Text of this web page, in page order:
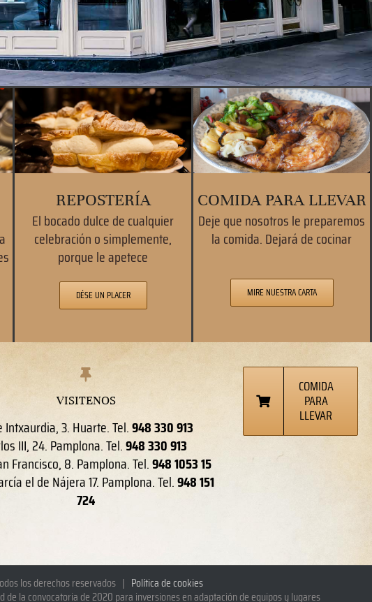
REPOSTERÍA
El bocado dulce de cualquier
celebración o simplemente,
porque le apetece
DÉSE UN PLACER
COMIDA PARA LLEVAR
Deje que nosotros le preparemos
la comida. Dejará de cocinar
MIRE NUESTRA CARTA
VISITENOS
Intxaurdia, 3. Huarte. Tel.948 330 913
III, 24. Pamplona. Tel.948 330 913
Francisco, 8. Pamplona. Tel.948 1053 15
el de Nájera 17. Pamplona. Tel.948 151
724
COMIDA
PARA
LLEVAR
los derechos reservados | Política de cookies
la convocatoria de 2020 para inversiones en adaptación de equipos y lugares